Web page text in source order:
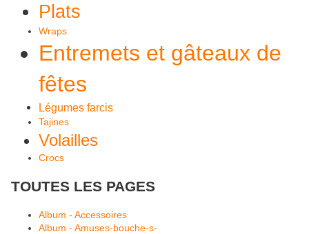
Plats
Wraps
Entremets et gâteaux de
fêtes
Légumes farcis
Tajines
Volailles
Crocs
TOUTES LES PAGES
Album - Accessoires
Album - Amuses-bouche-s-